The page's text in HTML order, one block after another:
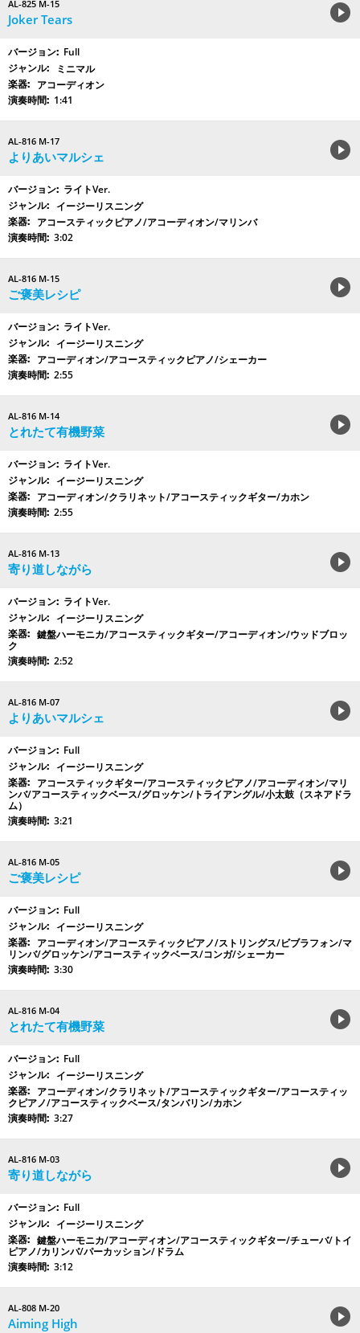
AL-825 M-15
Joker Tears
Full
ミニマル
アコーディオン
1:41
AL-816 M-17
よりあいマルシェ
ライトVer.
イージーリスニング
アコースティックピアノ/アコーディオン/マリンバ
3:02
AL-816 M-15
ご褒美レシピ
ライトVer.
イージーリスニング
アコーディオン/アコースティックピアノ/シェーカー
2:55
AL-816 M-14
とれたて有機野菜
ライトVer.
イージーリスニング
アコーディオン/クラリネット/アコースティックギター/カホン
2:55
AL-816 M-13
寄り道しながら
ライトVer.
イージーリスニング
鍵盤ハーモニカ/アコースティックギター/アコーディオン/ウッドブロッ
ク
2:52
AL-816 M-07
よりあいマルシェ
Full
イージーリスニング
アコースティックギター/アコースティックピアノ/アコーディオン/マリ
ンバ/アコースティックベース/グロッケン/トライアングル/小太鼓（スネアドラ
ム）
3:21
AL-816 M-05
ご褒美レシピ
Full
イージーリスニング
アコーディオン/アコースティックピアノ/ストリングス/ビブラフォン/マ
リンバ/グロッケン/アコースティックベース/コンガ/シェーカー
3:30
AL-816 M-04
とれたて有機野菜
Full
イージーリスニング
アコーディオン/クラリネット/アコースティックギター/アコースティッ
クピアノ/アコースティックベース/タンバリン/カホン
3:27
AL-816 M-03
寄り道しながら
Full
イージーリスニング
鍵盤ハーモニカ/アコーディオン/アコースティックギター/チューバ/トイ
ピアノ/カリンバ/パーカッション/ドラム
3:12
AL-808 M-20
Aiming High